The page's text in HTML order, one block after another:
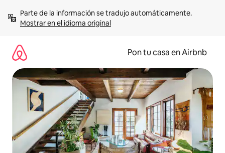
contenidoMostrar en el idioma original
Pon tu casa en Airbnb